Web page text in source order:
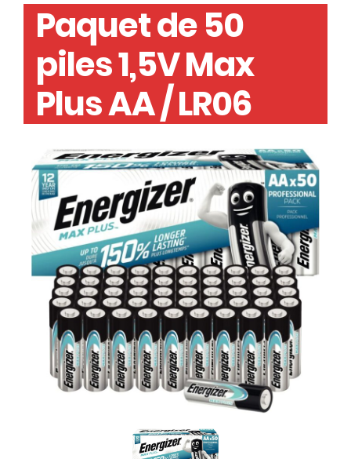
Paquet de 50
piles 1,5V Max
Plus AA / LR06